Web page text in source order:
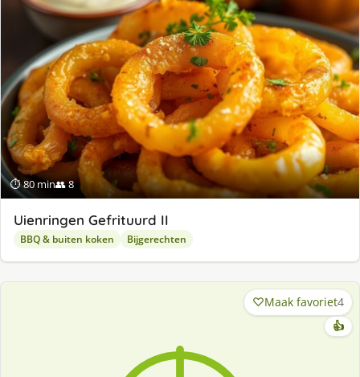
⏱ 80 min👥 8
Uienringen Gefrituurd II
BBQ & buiten koken Bijgerechten
Maak favoriet4
👍